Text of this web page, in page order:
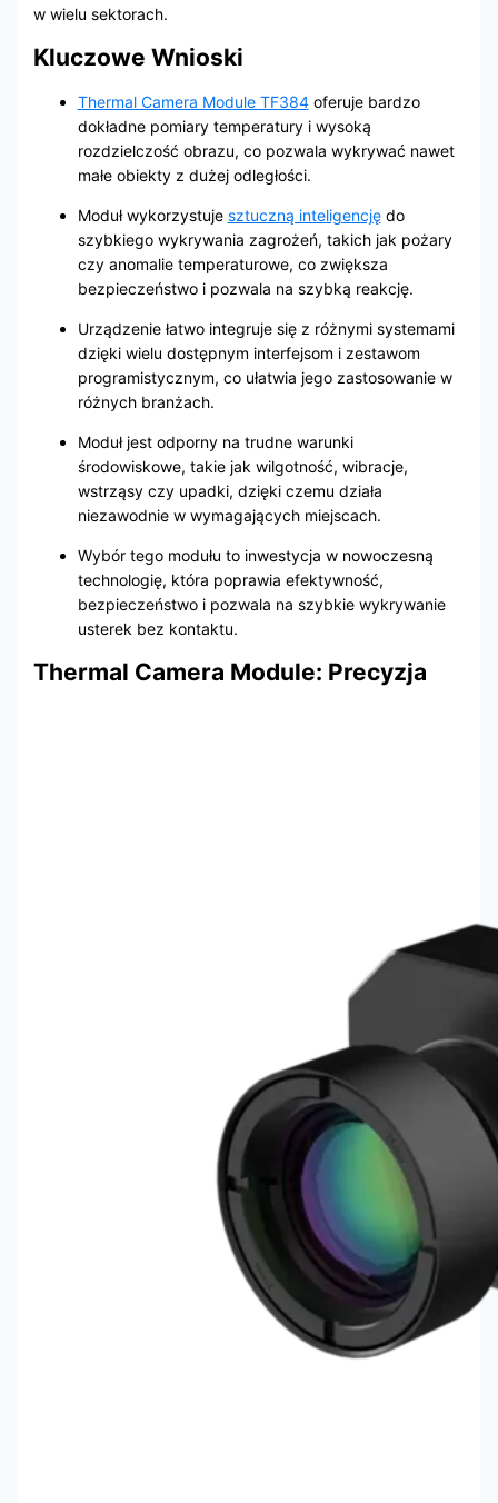
w wielu sektorach.
Kluczowe Wnioski
Thermal Camera Module TF384oferuje bardzo
dokładne pomiary temperatury i wysoką
rozdzielczość obrazu, co pozwala wykrywać nawet
małe obiekty z dużej odległości.
Moduł wykorzystuje sztuczną inteligencjędo
szybkiego wykrywania zagrożeń, takich jak pożary
czy anomalie temperaturowe, co zwiększa
bezpieczeństwo i pozwala na szybką reakcję.
Urządzenie łatwo integruje się z różnymi systemami
dzięki wielu dostępnym interfejsom i zestawom
programistycznym, co ułatwia jego zastosowanie w
różnych branżach.
Moduł jest odporny na trudne warunki
środowiskowe, takie jak wilgotność, wibracje,
wstrząsy czy upadki, dzięki czemu działa
niezawodnie w wymagających miejscach.
Wybór tego modułu to inwestycja w nowoczesną
technologię, która poprawia efektywność,
bezpieczeństwo i pozwala na szybkie wykrywanie
usterek bez kontaktu.
Thermal Camera Module: Precyzja